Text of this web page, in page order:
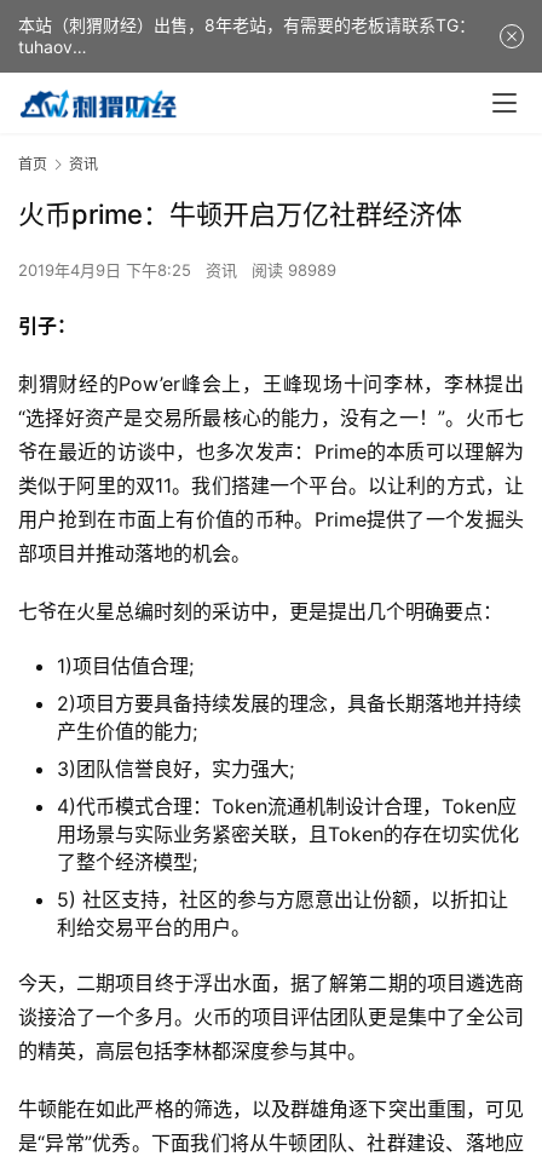
首页 资讯
火币prime：牛顿开启万亿社群经济体
2019年4月9日 下午8:25 资讯 阅读 98989
引子：
刺猬财经的Pow’er峰会上，王峰现场十问李林，李林提出
“选择好资产是交易所最核心的能力，没有之一！”。火币七
爷在最近的访谈中，也多次发声：Prime的本质可以理解为
类似于阿里的双11。我们搭建一个平台。以让利的方式，让
用户抢到在市面上有价值的币种。Prime提供了一个发掘头
部项目并推动落地的机会。
七爷在火星总编时刻的采访中，更是提出几个明确要点：
1)项目估值合理;
2)项目方要具备持续发展的理念，具备长期落地并持续
产生价值的能力;
3)团队信誉良好，实力强大;
4)代币模式合理：Token流通机制设计合理，Token应
用场景与实际业务紧密关联，且Token的存在切实优化
了整个经济模型;
5) 社区支持，社区的参与方愿意出让份额，以折扣让
利给交易平台的用户。
今天，二期项目终于浮出水面，据了解第二期的项目遴选商
谈接洽了一个多月。火币的项目评估团队更是集中了全公司
的精英，高层包括李林都深度参与其中。
牛顿能在如此严格的筛选，以及群雄角逐下突出重围，可见
是“异常”优秀。下面我们将从牛顿团队、社群建设、落地应
本站（刺猬财经）出售，8年老站，有需要的老板请联系TG：
tuhaov
This website (ciweicaijing) is for sale. It is a 8-year-old
website. If you need it, please contact TG: tuhaov